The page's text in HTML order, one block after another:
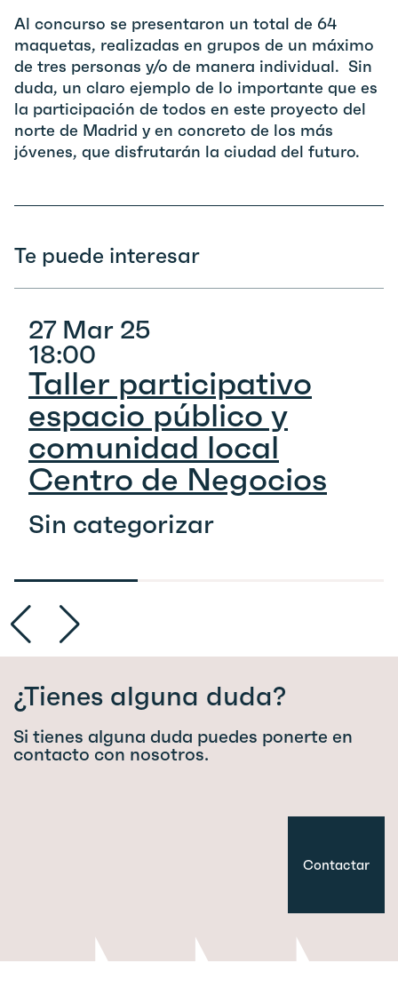
Al concurso se presentaron un total de 64
maquetas, realizadas en grupos de un máximo
de tres personas y/o de manera individual. Sin
duda, un claro ejemplo de lo importante que es
la participación de todos en este proyecto del
norte de Madrid y en concreto de los más
jóvenes, que disfrutarán la ciudad del futuro.
Te puede interesar
27 Mar 25
18:00
Taller participativo
espacio público y
comunidad local
Centro de Negocios
Sin categorizar
¿Tienes alguna duda?
Si tienes alguna duda puedes ponerte en
contacto con nosotros.
Contactar